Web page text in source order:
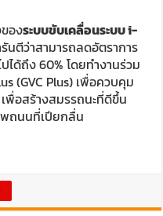
องระบบขับเคลื่อนระบบ i-
นตีว่าสามารถลดอัตราการ
ด้ถึง 60% โดยทำงานร่วม
(GVC Plus) เพื่อควบคุม
พื่อสร้างสมรรถนะที่ดีขึ้น
พถนนที่เปียกลื่น